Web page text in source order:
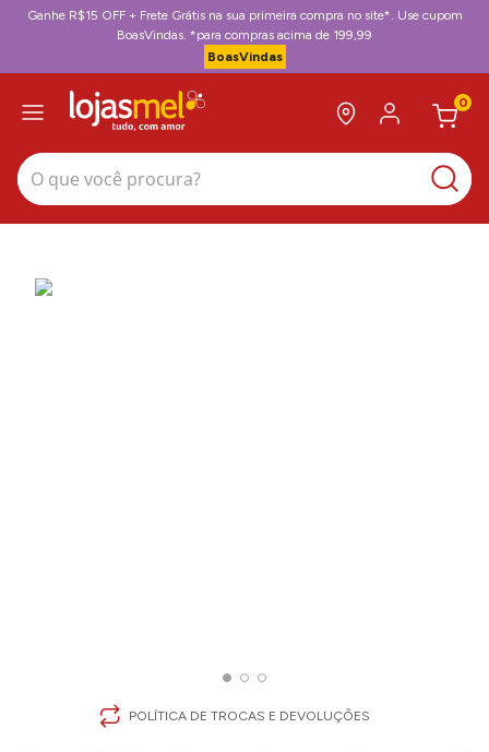
Ganhe R$15 OFF + Frete Grátis na sua primeira compra no site*. Use cupom
BoasVindas. *para compras acima de 199,99
BoasVindas
0
O que você procura?
POLÍTICA DE TROCAS E DEVOLUÇÕES